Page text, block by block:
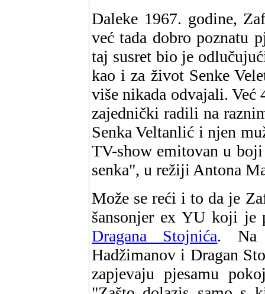
Daleke 1967. godine,
već tada dobro poznatu
taj susret bio je
kao i za život Senke
više nikada odvajali. Već
zajednički radili na
Senka Veltanlić i njen
TV-show emitovan u
senka", u režiji Antona
Može se reći i to da je
šansonjer ex YU koji je
Dragana Stojnića. Na
Hadžimanov i Dragan
zapjevaju pjesamu